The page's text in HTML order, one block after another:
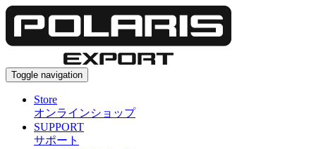
Toggle navigation
Store
オンラインショップ
SUPPORT
サポート